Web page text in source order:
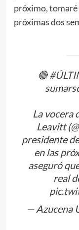
próximo, tomaré
próximas dos
🔴
La vocera
Leavitt (
presidente
en las
aseguró
real
— Azucena